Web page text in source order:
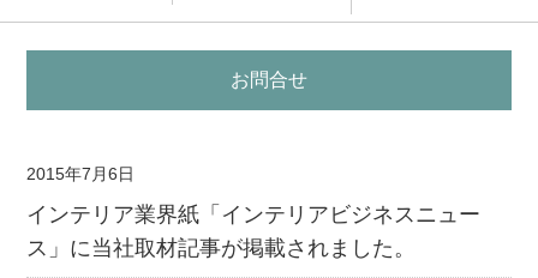
お問合せ
2015年7月6日
インテリア業界紙「インテリアビジネスニュー
ス」に当社取材記事が掲載されました。